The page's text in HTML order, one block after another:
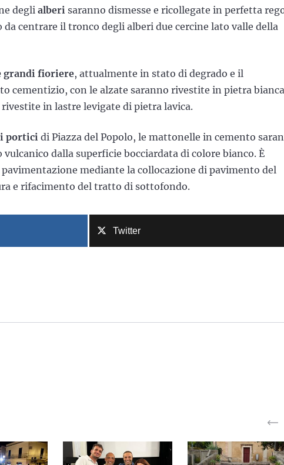
degli alberi saranno dismesse e ricollegate in perfetta
centrare il tronco degli alberi due cercine lato valle della
grandi fioriere, attualmente in stato di degrado e il
cementizio, con le alzate saranno rivestite in pietra
in lastre levigate di pietra lavica.
portici di Piazza del Popolo, le mattonelle in cemento
dalla superficie bocciardata di colore bianco. È
mediante la collocazione di pavimento del
e rifacimento del tratto di sottofondo.
Twitter